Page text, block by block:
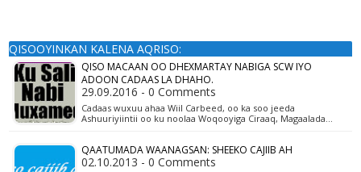
QISOOYINKAN KALENA AQRISO:
QISO MACAAN OO DHEXMARTAY NABIGA SCW IYO
ADOON CADAAS LA DHAHO.
29.09.2016 - 0 Comments
Cadaas wuxuu ahaa Wiil Carbeed, oo ka soo jeeda
Ashuuriyiintii oo ku noolaa Woqooyiga Ciraaq, Magaalada…
QAATUMADA WAANAGSAN: SHEEKO CAJIIB AH
02.10.2013 - 0 Comments